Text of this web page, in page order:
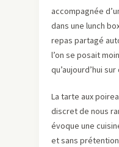
accompagnée
dans une lunch
repas partagé
l’on se posait
qu’aujourd’hui
La tarte aux
discret de nous
évoque une
et sans